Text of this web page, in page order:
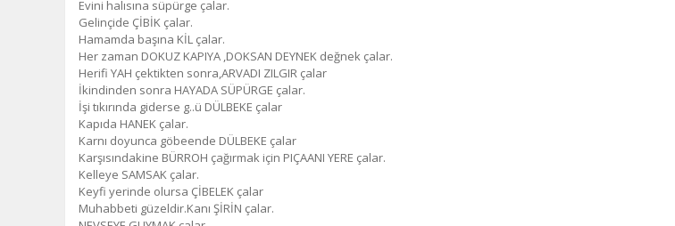
Evini halısına süpürge çalar.
Gelinçide ÇİBİK çalar.
Hamamda başına KİL çalar.
Her zaman DOKUZ KAPIYA ,DOKSAN DEYNEK değnek çalar.
Herifi YAH çektikten sonra,ARVADI ZILGIR çalar
İkindinden sonra HAYADA SÜPÜRGE çalar.
İşi tıkırında giderse g..ü DÜLBEKE çalar
Kapıda HANEK çalar.
Karnı doyunca göbeende DÜLBEKE çalar
Karşısındakine BÜRROH çağırmak için PIÇAANI YERE çalar.
Kelleye SAMSAK çalar.
Keyfi yerinde olursa ÇİBELEK çalar
Muhabbeti güzeldir.Kanı ŞİRİN çalar.